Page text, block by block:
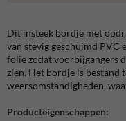
Dit insteek bordje met
van stevig geschuimd PVC
folie zodat voorbijgangers
zien. Het bordje is bestand
weersomstandigheden,
Producteigenschappen: